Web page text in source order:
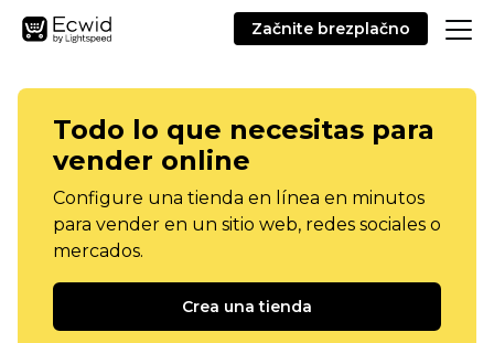
Začnite brezplačno
Todo lo que necesitas para
vender online
Configure una tienda en línea en minutos
para vender en un sitio web, redes sociales o
mercados.
Crea una tienda